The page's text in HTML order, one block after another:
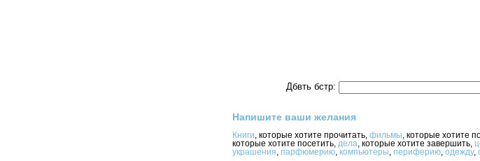
Дбвть бстр:
Напишите ваши желания
Книги , которые хотите прочитать, фильмы , которые хотите
которые хотите посетить, дела , которые хотите завершить,
украшения парфюмерию компьютеры периферию одежду,